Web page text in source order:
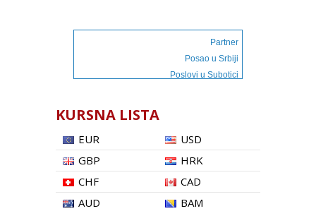
Partner
Posao u Srbiji
Poslovi u Subotici
KURSNA LISTA
EUR
USD
GBP
HRK
CHF
CAD
AUD
BAM